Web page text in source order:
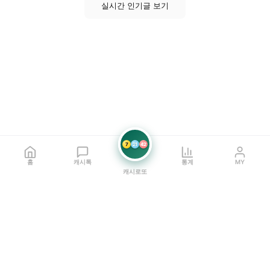
실시간 인기글 보기
홈 캐시톡
7 21 42
캐시로또
통계 MY